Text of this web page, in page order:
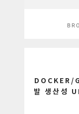
DOCKER/
발 생산성